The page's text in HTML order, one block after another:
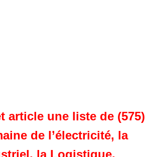
article une liste de (575)
de l’électricité, la
la Logistique,